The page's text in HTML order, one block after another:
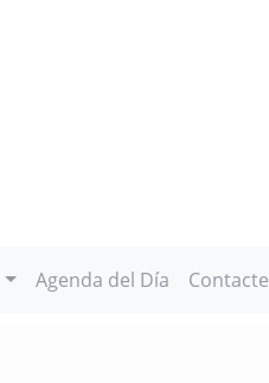
Agenda del Día Contacte